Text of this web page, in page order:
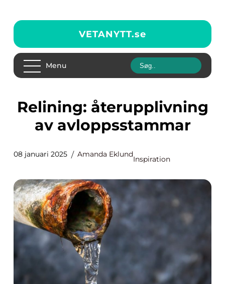
VETANYTT.se
Menu
Relining: återupplivning
av avloppsstammar
08 januari 2025 Amanda Eklund
Inspiration